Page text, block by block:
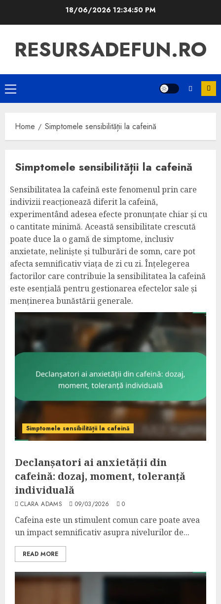
18/06/202612:34:51 PM
RESURSADEFUN.RO
Primary
Menu
Home Simptomele sensibilității la cafeină
Simptomele sensibilității la cafeină
Sensibilitatea la cafeină este fenomenul prin care
indivizii reacționează diferit la cafeină,
experimentând adesea efecte pronunțate chiar și cu
o cantitate minimă. Această sensibilitate crescută
poate duce la o gamă de simptome, inclusiv
anxietate, neliniște și tulburări de somn, care pot
afecta semnificativ viața de zi cu zi. Înțelegerea
factorilor care contribuie la sensibilitatea la cafeină
este esențială pentru gestionarea efectelor sale și
menținerea bunăstării generale.
Simptomele sensibilității la cafeină
Declanșatori ai anxietății din
cafeină: dozaj, moment, toleranță
individuală
CLARA ADAMS 09/03/2026 0
Cafeina este un stimulent comun care poate avea
un impact semnificativ asupra nivelurilor de...
READ MORE